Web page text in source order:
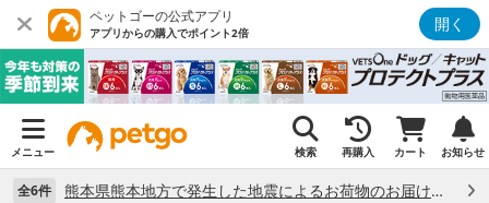
ペットゴーの公式アプリ
アプリからの購入でポイント2倍 開く
メニュー 検索 再購入 カート お知らせ
全6件 熊本県熊本地方で発生した地震によるお荷物のお届け状況について （7/28）